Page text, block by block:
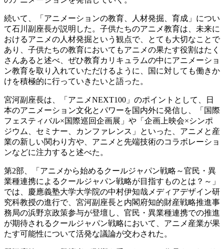
続いて、「アニメーションの教育、人材発掘、育成」につい
て石川副座長が説明した。子供たちのアニメ教育は、未来に
おけるアニメの人材発掘という観点で、とても大切なことで
あり、子供たちの教育においてもアニメの果たす役割はたく
さんあると述べ、ぜひ教育カリキュラムの中にアニメーショ
ン教育を取り入れていただけるように、国に対しても働きか
けを積極的に行っていきたいと語った。
宮河副座長は、「アニメNEXT100」のポイントとして、日
本のアニメーション文化とパワーを国内外に発信し、「国際
フェスティバル×国際巡回企画展」や「企画上映会×シンポ
ジウム、セミナー、カンファレンス」といった、アニメと産
業の新しい関わり方や、アニメと先端技術のコラボレーショ
ンなどに注力すると述べた。
第2部、「アニメから始めるクールジャパン戦略～官民・異
業種連携によるクールジャパン戦略が目指すものとは？～」
では、慶應義塾大学大学院の中村伊知哉メディアデザイン研
究科教授の進行で、宮河副座長と内閣府知的財産戦略推進事
務局の浜野京政策参与が登壇し、官民・異業種連携での推進
が期待されるクールジャパン戦略において、アニメ産業が果
たす可能性について活発な議論が交わされた。